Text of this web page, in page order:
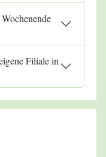
Filiale in